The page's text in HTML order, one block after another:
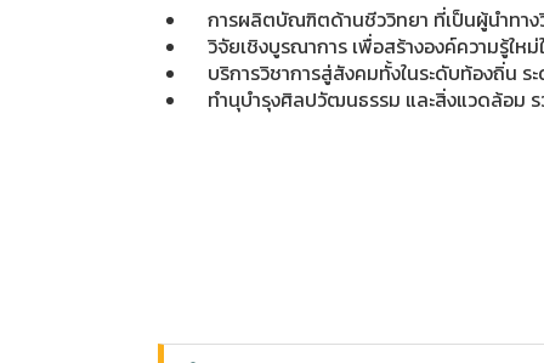
การผลิตบัณฑิตด้านชีววิทยา ที่เป็นผู้นำทา
วิจัยเชิงบูรณาการ เพื่อสร้างองค์ความรู้ให
บริการวิชาการสู่สังคมทั้งในระดับท้องถิ่น ร
ทำนุบำรุงศิลปวัฒนธรรม และสิ่งแวดล้อม